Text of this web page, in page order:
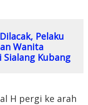
Pelaku
Wanita
Kubang
H pergi ke arah